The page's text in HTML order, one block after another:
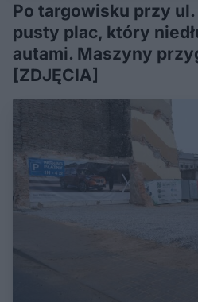
Po targowisku przy ul.
pusty plac, który
autami. Maszyny
[ZDJĘCIA]